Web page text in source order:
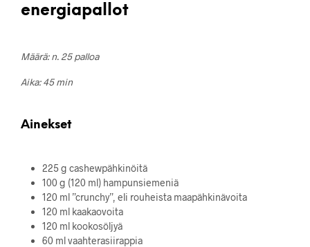
energiapallot
Määrä: n. 25 palloa
Aika: 45 min
Ainekset
225 g cashewpähkinöitä
100 g (120 ml) hampunsiemeniä
120 ml ”crunchy”, eli rouheista maapähkinävoita
120 ml kaakaovoita
120 ml kookosöljyä
60 ml vaahterasiirappia